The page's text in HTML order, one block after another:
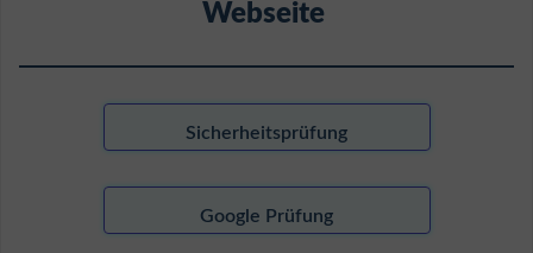
Webseite
Sicherheitsprüfung
Google Prüfung